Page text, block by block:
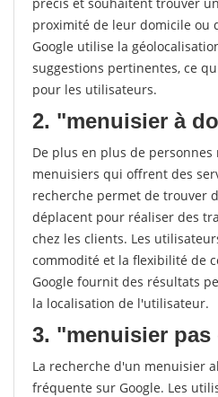
proximité de leur domicile ou
Google utilise la
suggestions pertinentes, ce
pour les utilisateurs.
2. "menuisier à
De plus en plus de personnes
menuisiers qui offrent des
recherche permet de trouver
déplacent pour réaliser des
chez les clients. Les
commodité et la flexibilité de
Google fournit des résultats
la localisation de l'utilisateur.
3. "menuisier pas
La recherche d'un menuisier
fréquente sur Google. Les